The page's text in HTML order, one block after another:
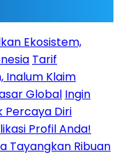
Ekosistem,
Tarif
Inalum Klaim
Global Ingin
Percaya Diri
Profil Anda!
Tayangkan Ribuan